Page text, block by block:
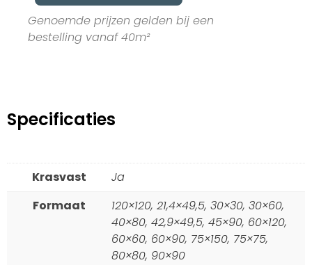
Genoemde prijzen gelden bij een
bestelling vanaf 40m²
Specificaties
Krasvast
Ja
Formaat
120×120, 21,4×49,5, 30×30, 30×60,
40×80, 42,9×49,5, 45×90, 60×120,
60×60, 60×90, 75×150, 75×75,
80×80, 90×90